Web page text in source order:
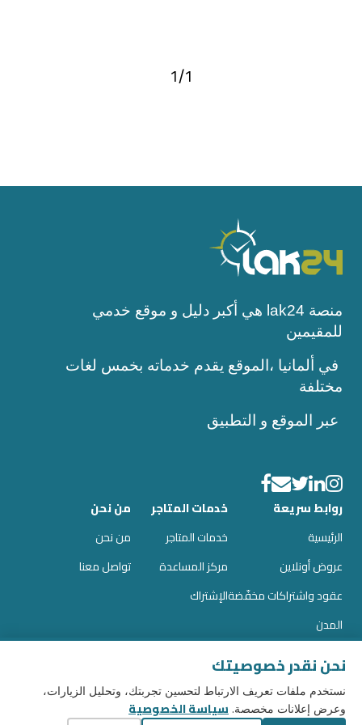
1/1
منصة lak24 هي أكبر دليل و موقع خدمي
للمقيمين
في ألمانيا ،الموقع يقدم خدماته بخمس لغات
مختلفة
عبر الموقع و التطبيق
روابط سريعة
الرئيسية
عروض أونلاين
عقود واشتراكات مخفّضة
المدن
خدمات المتاجر
خدمات المتاجر
مركز المساعدة
الإشتراك
من نحن
من نحن
تواصل معنا
نحن نقدر خصوصيتك
نستخدم ملفات تعريف الارتباط لتحسين تجربتك، وتحليل الزيارات،
وعرض إعلانات مخصصة. سياسة الخصوصية